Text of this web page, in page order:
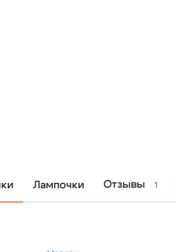
Лампочки Отзывы 1